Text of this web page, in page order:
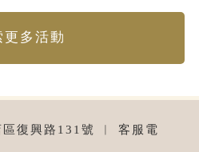
更多活動
復興路131號 ︱ 客服電